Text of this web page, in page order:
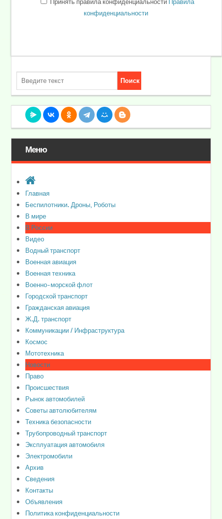
конфиденциальности
Меню
Главная
Беспилотники. Дроны, Роботы
В мире
В России
Видео
Водный транспорт
Военная авиация
Военная техника
Военно-морской флот
Городской транспорт
Гражданская авиация
Ж.Д. транспорт
Коммуникации / Инфраструктура
Космос
Мототехника
Новости
Право
Происшествия
Рынок автомобилей
Советы автолюбителям
Техника безопасности
Трубопроводный транспорт
Эксплуатация автомобиля
Электромобили
Архив
Сведения
Контакты
Объявления
Политика конфиденциальности